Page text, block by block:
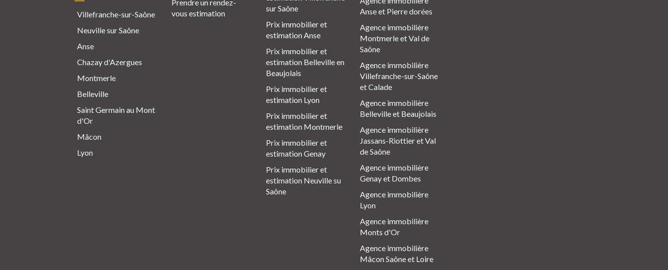
Villefranche-sur-Saône
Neuville sur Saône
Anse
Chazay d'Azergues
Montmerle
Belleville
Saint Germain au Mont
d'Or
Mâcon
Lyon
Prendre un rendez-
vous estimation
sur Saône
Prix immobilier et
estimation Anse
Prix immobilier et
estimation Belleville en
Beaujolais
Prix immobilier et
estimation Lyon
Prix immobilier et
estimation Montmerle
Prix immobilier et
estimation Genay
Prix immobilier et
estimation Neuville su
Saône
Anse et Pierre dorées
Agence immobilière
Montmerle et Val de
Saône
Agence immobilière
Villefranche-sur-Saône
et Calade
Agence immobilière
Belleville et Beaujolais
Agence immobilière
Jassans-Riottier et Val
de Saône
Agence immobilière
Genay et Dombes
Agence immobilière
Lyon
Agence immobilière
Monts d'Or
Agence immobilière
Mâcon Saône et Loire